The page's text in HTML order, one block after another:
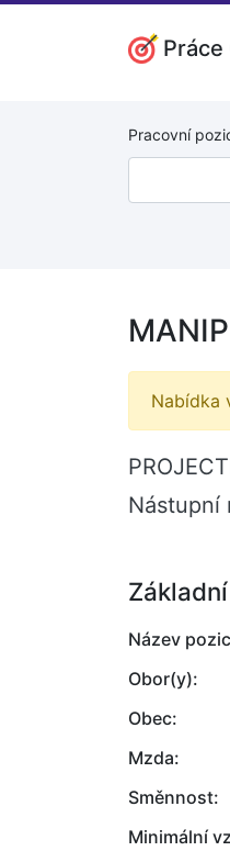
Pracovní
Nabídka
Nástupní
Název
Obor(y):
Obec:
Mzda:
Směnnost:
Minimální